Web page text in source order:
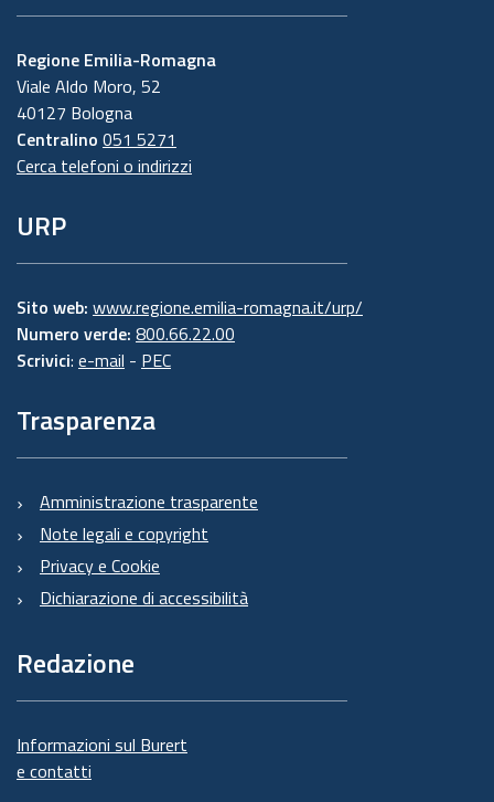
Regione Emilia-Romagna
Viale Aldo Moro, 52
40127 Bologna
Centralino 051 5271
Cerca telefoni o indirizzi
URP
Sito web: www.regione.emilia-romagna.it/urp/
Numero verde: 800.66.22.00
Scrivici: e-mail - PEC
Trasparenza
Amministrazione trasparente
Note legali e copyright
Privacy e Cookie
Dichiarazione di accessibilità
Redazione
Informazioni sul Burert
e contatti